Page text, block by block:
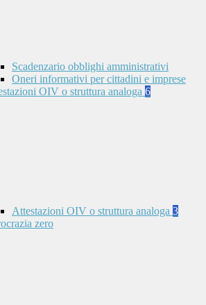
Scadenzario obblighi amministrativi
Oneri informativi per cittadini e imprese
OIV o struttura analoga 6
Attestazioni OIV o struttura analoga 3
zero